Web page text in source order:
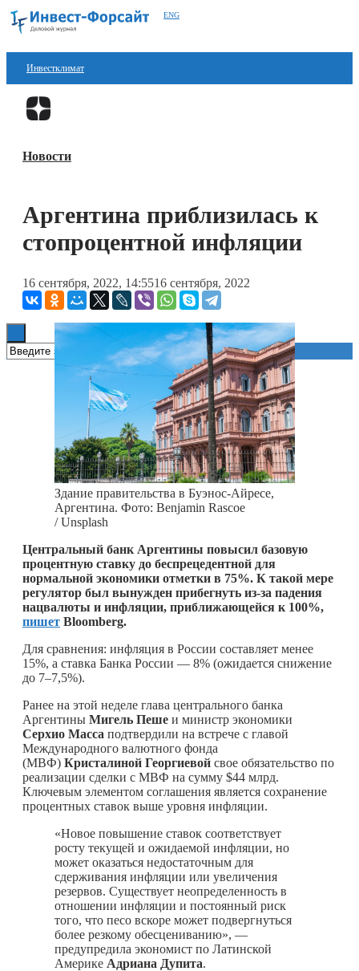
ENG
Инвестклимат
Финансы
Блокчейн
Технологии
Книги
Новости
Аргентина приблизилась к
стопроцентной инфляции
16 сентября, 2022, 14:5516 сентября, 2022
Здание правительства в Буэнос-Айресе,
Аргентина. Фото: Benjamin Rascoe
/ Unsplash
Центральный банк Аргентины повысил базовую
процентную ставку до беспрецедентной для
нормальной экономики отметки в 75%. К такой мере
регулятор был вынужден прибегнуть из-за падения
нацвалюты и инфляции, приближающейся к 100%,
пишет Bloomberg.
Для сравнения: инфляция в России составляет менее
15%, а ставка Банка России — 8% (ожидается снижение
до 7–7,5%).
Ранее на этой неделе глава центрального банка
Аргентины Мигель Пеше и министр экономики
Серхио Масса подтвердили на встрече с главой
Международного валютного фонда
(МВФ) Кристалиной Георгиевой свое обязательство по
реализации сделки с МВФ на сумму $44 млрд.
Ключевым элементом соглашения является сохранение
процентных ставок выше уровня инфляции.
«Новое повышение ставок соответствует
росту текущей и ожидаемой инфляции, но
может оказаться недостаточным для
сдерживания инфляции или увеличения
резервов. Существует неопределенность в
отношении инфляции и постоянный риск
того, что песо вскоре может подвергнуться
более резкому обесцениванию», —
предупредила экономист по Латинской
Америке Адриана Дупита.